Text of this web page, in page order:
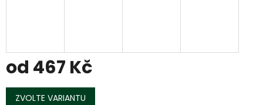
od 467 Kč
Měrná
cena:
ZVOLTE VARIANTU